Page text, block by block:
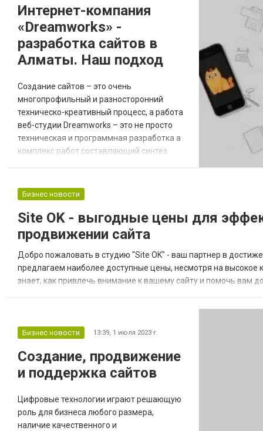
используйте систему автоматизации Billz.
Она поможет вести учет т...
Интернет-компания
«Dreamworks» -
разработка сайтов в
Алматы. Наш подход
Создание сайтов – это очень
многопрофильный и разносторонний
техническо-креативный процесс, а работа
веб-студии Dreamworks – это не просто
техническая и программная разработка а
комплекс работ составляющий синтез
разработке любого сайта, строится на
следующих составляющих: Креативность
разработки. В условиях огромного рынка,
покупатель любых товаров или услуг в
интернете, часто...
Бизнес новости
Site OK - выгодные цены для
продвижении сайта
Добро пожаловать в студию "Site OK" - ваш партнер в
предлагаем наиболее доступные цены, несмотря на высокое
знает, как привлечь внимание к вашему сайту и помочь вам
Бизнес новости 13:39, 1 июля 2023 г.
Создание, продвижение
и поддержка сайтов
Цифровые технологии играют решающую
роль для бизнеса любого размера,
наличие качественного и